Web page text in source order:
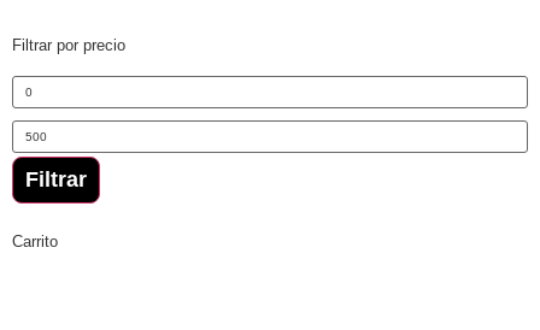
Filtrar por precio
Filtrar
Carrito